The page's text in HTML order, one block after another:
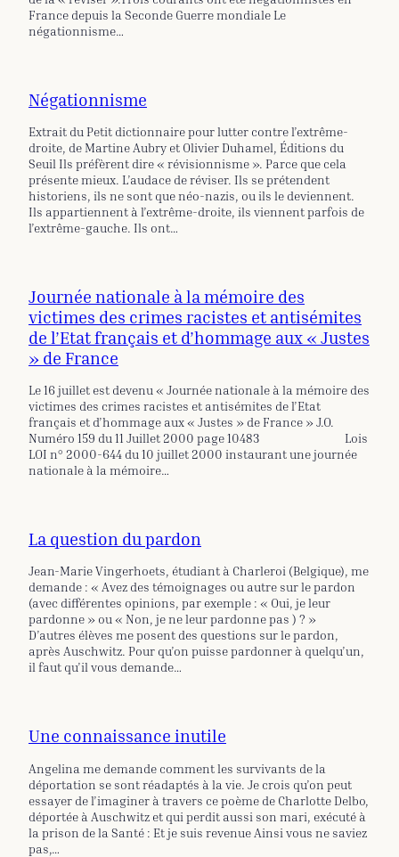
France depuis la Seconde Guerre mondiale Le
négationnisme…
Négationnisme
Extrait du Petit dictionnaire pour lutter contre l’extrême-
droite, de Martine Aubry et Olivier Duhamel, Éditions du
Seuil Ils préfèrent dire « révisionnisme ». Parce que cela
présente mieux. L’audace de réviser. Ils se prétendent
historiens, ils ne sont que néo-nazis, ou ils le deviennent.
Ils appartiennent à l’extrême-droite, ils viennent parfois de
l’extrême-gauche. Ils ont…
Journée nationale à la mémoire des
victimes des crimes racistes et antisémites
de l’Etat français et d’hommage aux « Justes
» de France
Le 16 juillet est devenu « Journée nationale à la mémoire des
victimes des crimes racistes et antisémites de l’Etat
français et d’hommage aux « Justes » de France » J.O.
Numéro 159 du 11 Juillet 2000 page 10483 Lois
LOI n° 2000-644 du 10 juillet 2000 instaurant une journée
nationale à la mémoire…
La question du pardon
Jean-Marie Vingerhoets, étudiant à Charleroi (Belgique), me
demande : « Avez des témoignages ou autre sur le pardon
(avec différentes opinions, par exemple : « Oui, je leur
pardonne » ou « Non, je ne leur pardonne pas ) ? »
D’autres élèves me posent des questions sur le pardon,
après Auschwitz. Pour qu’on puisse pardonner à quelqu’un,
il faut qu’il vous demande…
Une connaissance inutile
Angelina me demande comment les survivants de la
déportation se sont réadaptés à la vie. Je crois qu’on peut
essayer de l’imaginer à travers ce poème de Charlotte Delbo,
déportée à Auschwitz et qui perdit aussi son mari, exécuté à
la prison de la Santé : Et je suis revenue Ainsi vous ne saviez
pas,…